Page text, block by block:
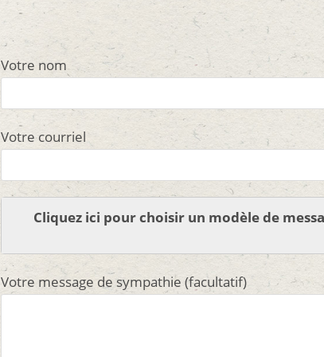
Votre nom
Votre courriel
Cliquez ici pour choisir un modèle de
Votre message de sympathie (facultatif)